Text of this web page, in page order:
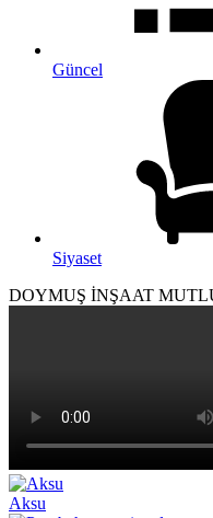
Güncel
Siyaset
DOYMUŞ İNŞAAT
Aksu